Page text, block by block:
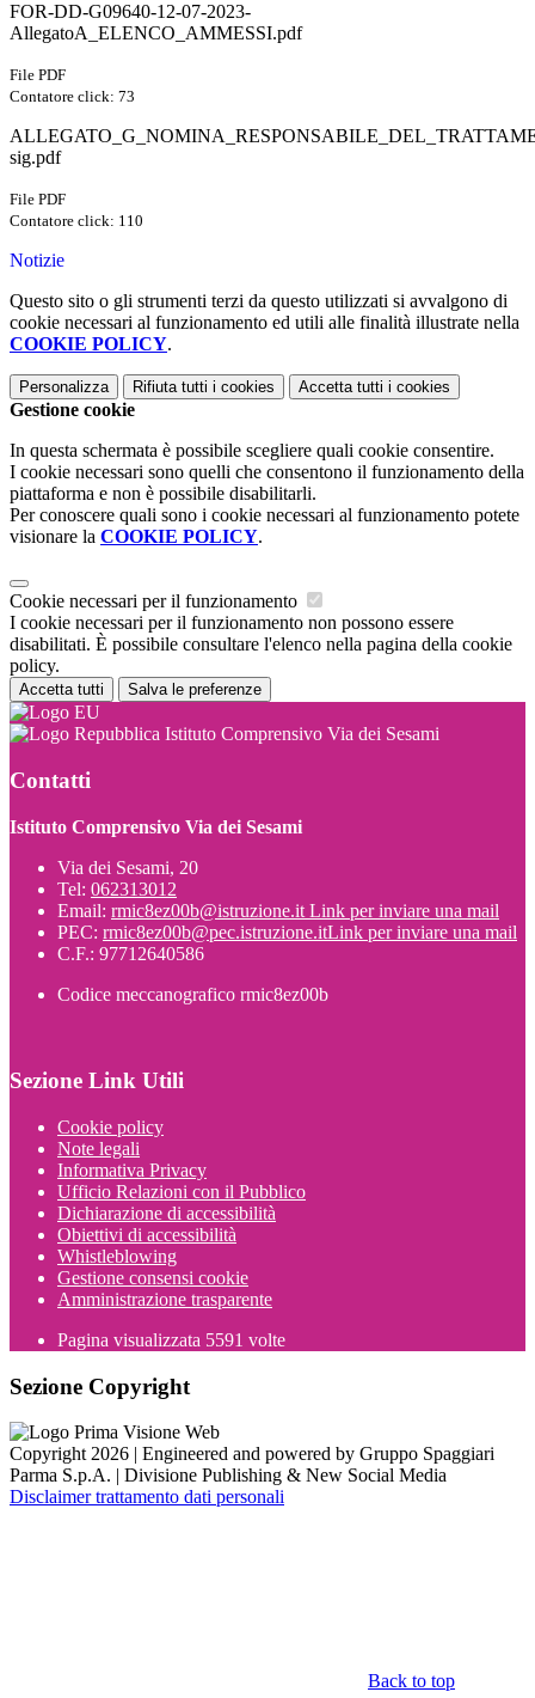
FOR-DD-G09640-12-07-2023-
AllegatoA_ELENCO_AMMESSI.pdf
File PDF
Contatore click: 73
sig.pdf
File PDF
Contatore click: 110
Notizie
Questo sito o gli strumenti terzi da questo utilizzati si avvalgono di
cookie necessari al funzionamento ed utili alle finalità illustrate nella
COOKIE POLICY.
Personalizza Rifiuta tutti i cookies Accetta tutti i cookies
Gestione cookie
In questa schermata è possibile scegliere quali cookie consentire.
I cookie necessari sono quelli che consentono il funzionamento della
piattaforma e non è possibile disabilitarli.
Per conoscere quali sono i cookie necessari al funzionamento potete
visionare la COOKIE POLICY.
Cookie necessari per il funzionamento
I cookie necessari per il funzionamento non possono essere
disabilitati. È possibile consultare l'elenco nella pagina della cookie
policy.
Accetta tutti Salva le preferenze
Istituto Comprensivo Via dei Sesami
Contatti
Istituto Comprensivo Via dei Sesami
Via dei Sesami, 20
Tel: 062313012
Email: rmic8ez00b@istruzione.it Link per inviare una mail
PEC: rmic8ez00b@pec.istruzione.itLink per inviare una mail
C.F.: 97712640586
Codice meccanografico rmic8ez00b
Sezione Link Utili
Cookie policy
Note legali
Informativa Privacy
Ufficio Relazioni con il Pubblico
Dichiarazione di accessibilità
Obiettivi di accessibilità
Whistleblowing
Gestione consensi cookie
Amministrazione trasparente
Pagina visualizzata 5591 volte
Sezione Copyright
Copyright 2026 | Engineered and powered by Gruppo Spaggiari
Parma S.p.A. | Divisione Publishing & New Social Media
Disclaimer trattamento dati personali
Back to top